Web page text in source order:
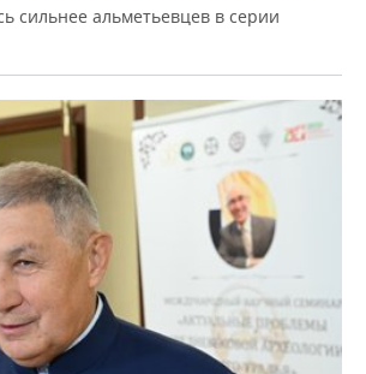
сильнее альметьевцев в серии